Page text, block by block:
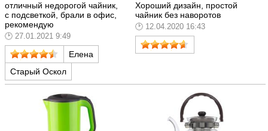
отличный недорогой чайник,
с подсветкой, брали в офис,
рекомендую
27.01.2021 9:49
Елена
Старый Оскол
Хороший дизайн, простой
чайник без наворотов
12.04.2020 16:43